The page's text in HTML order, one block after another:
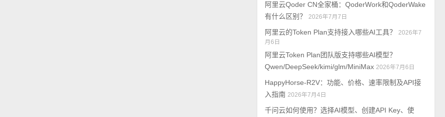
阿里云Qoder CN全家桶：QoderWork和QoderWake
有什么区别？
2026年7月7日
阿里云的Token Plan支持接入哪些AI工具？
2026年7
月6日
阿里云Token Plan团队版支持哪些AI模型？
Qwen/DeepSeek/kimi/glm/MiniMax 2026年7月6日
HappyHorse-R2V：功能、价格、速率限制及API接
入指南 2026年7月4日
千问云如何使用？选择AI模型、创建API Key、使